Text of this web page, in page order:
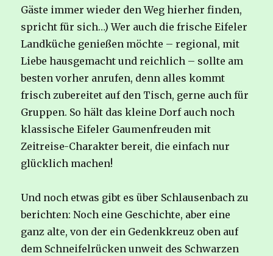
Gäste immer wieder den Weg hierher finden,
spricht für sich…) Wer auch die frische Eifeler
Landküche genießen möchte – regional, mit
Liebe hausgemacht und reichlich – sollte am
besten vorher anrufen, denn alles kommt
frisch zubereitet auf den Tisch, gerne auch für
Gruppen. So hält das kleine Dorf auch noch
klassische Eifeler Gaumenfreuden mit
Zeitreise-Charakter bereit, die einfach nur
glücklich machen!
Und noch etwas gibt es über Schlausenbach zu
berichten: Noch eine Geschichte, aber eine
ganz alte, von der ein Gedenkkreuz oben auf
dem Schneifelrücken unweit des Schwarzen